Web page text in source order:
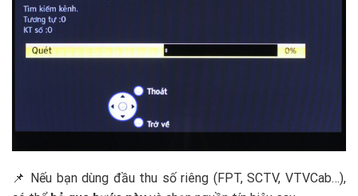
📌 Nếu bạn dùng đầu thu số riêng (FPT, SCTV, VTVCab…),